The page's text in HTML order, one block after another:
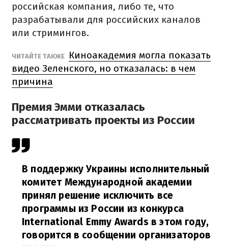
российская компания, либо те, что
разрабатывали для российских каналов
или стримингов.
ЧИТАЙТЕ ТАКЖЕ
Киноакадемия могла показать
видео Зеленского, но отказалась: в чем
причина
Премия Эмми отказалась
рассматривать проекты из России
В поддержку Украины исполнительный
комитет Международной академии
принял решение исключить все
программы из России из конкурса
International Emmy Awards в этом году,
говорится в сообщении организаторов